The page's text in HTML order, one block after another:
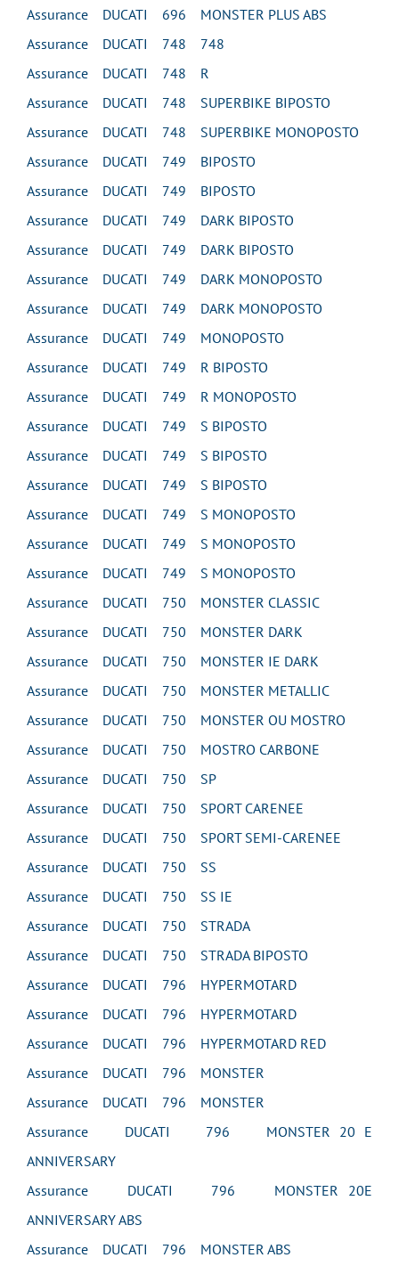
Assurance DUCATI 696 MONSTER PLUS ABS
Assurance DUCATI 748 748
Assurance DUCATI 748 R
Assurance DUCATI 748 SUPERBIKE BIPOSTO
Assurance DUCATI 748 SUPERBIKE MONOPOSTO
Assurance DUCATI 749 BIPOSTO
Assurance DUCATI 749 BIPOSTO
Assurance DUCATI 749 DARK BIPOSTO
Assurance DUCATI 749 DARK BIPOSTO
Assurance DUCATI 749 DARK MONOPOSTO
Assurance DUCATI 749 DARK MONOPOSTO
Assurance DUCATI 749 MONOPOSTO
Assurance DUCATI 749 R BIPOSTO
Assurance DUCATI 749 R MONOPOSTO
Assurance DUCATI 749 S BIPOSTO
Assurance DUCATI 749 S BIPOSTO
Assurance DUCATI 749 S BIPOSTO
Assurance DUCATI 749 S MONOPOSTO
Assurance DUCATI 749 S MONOPOSTO
Assurance DUCATI 749 S MONOPOSTO
Assurance DUCATI 750 MONSTER CLASSIC
Assurance DUCATI 750 MONSTER DARK
Assurance DUCATI 750 MONSTER IE DARK
Assurance DUCATI 750 MONSTER METALLIC
Assurance DUCATI 750 MONSTER OU MOSTRO
Assurance DUCATI 750 MOSTRO CARBONE
Assurance DUCATI 750 SP
Assurance DUCATI 750 SPORT CARENEE
Assurance DUCATI 750 SPORT SEMI-CARENEE
Assurance DUCATI 750 SS
Assurance DUCATI 750 SS IE
Assurance DUCATI 750 STRADA
Assurance DUCATI 750 STRADA BIPOSTO
Assurance DUCATI 796 HYPERMOTARD
Assurance DUCATI 796 HYPERMOTARD
Assurance DUCATI 796 HYPERMOTARD RED
Assurance DUCATI 796 MONSTER
Assurance DUCATI 796 MONSTER
Assurance DUCATI 796 MONSTER 20 E
ANNIVERSARY
Assurance DUCATI 796 MONSTER 20E
ANNIVERSARY ABS
Assurance DUCATI 796 MONSTER ABS